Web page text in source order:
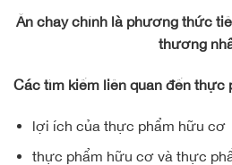
Ăn chay chính là phương thức
thương
Các tìm kiếm liên quan đến thực
lợi ích của thực phẩm hữu cơ
thực phẩm hữu cơ và thực